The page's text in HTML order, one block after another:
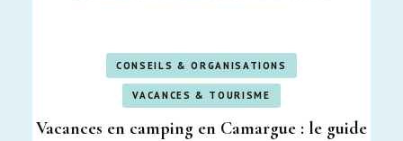
CONSEILS & ORGANISATIONS
VACANCES & TOURISME
Vacances en camping en Camargue : le guide